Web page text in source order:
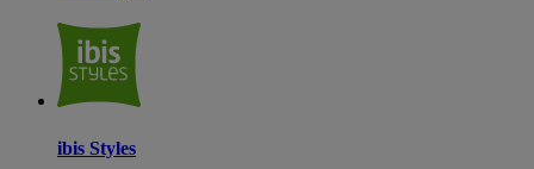
ibis Styles